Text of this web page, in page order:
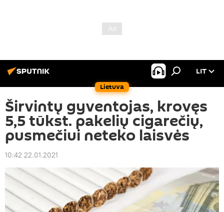
Lietuva
LIT
Širvintų gyventojas, krovęs
5,5 tūkst. pakelių cigarečių,
pusmečiui neteko laisvės
10:42 22.01.2021